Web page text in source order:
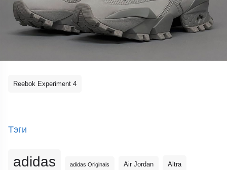
Reebok Experiment 4
Тэги
adidas adidas Originals Air Jordan Altra